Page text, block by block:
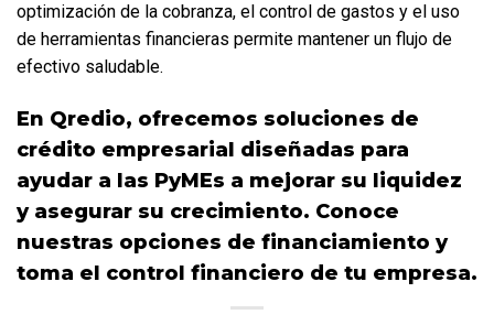
optimización de la cobranza, el control de gastos y el uso
de herramientas financieras permite mantener un flujo de
efectivo saludable.
En Qredio, ofrecemos soluciones de
crédito empresarial diseñadas para
ayudar a las PyMEs a mejorar su liquidez
y asegurar su crecimiento. Conoce
nuestras opciones de financiamiento y
toma el control financiero de tu empresa.